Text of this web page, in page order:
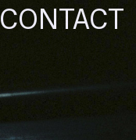
CONTACT